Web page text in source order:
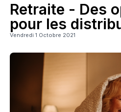
Retraite - Des
pour les
Vendredi 1 Octobre 2021